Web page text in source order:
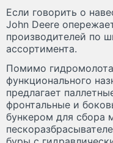
Если говорить о
John Deere
производителей по
ассортимента.
Помимо
функционального
предлагает
фронтальные и
бункером для сбора